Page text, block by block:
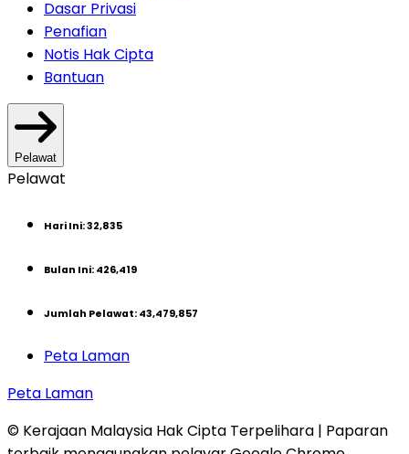
Dasar Privasi
Penafian
Notis Hak Cipta
Bantuan
Pelawat
Pelawat
Hari Ini:32,835
Bulan Ini: 426,419
Jumlah Pelawat: 43,479,857
Peta Laman
Peta Laman
© Kerajaan Malaysia Hak Cipta Terpelihara | Paparan